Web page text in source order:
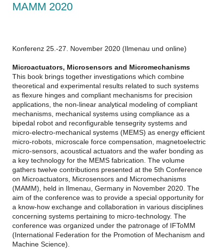
MAMM 2020
Konferenz 25.-27. November 2020 (Ilmenau und online)
Microactuators, Microsensors and Micromechanisms
This book brings together investigations which combine
theoretical and experimental results related to such systems
as flexure hinges and compliant mechanisms for precision
applications, the non-linear analytical modeling of compliant
mechanisms, mechanical systems using compliance as a
bipedal robot and reconfigurable tensegrity systems and
micro-electro-mechanical systems (MEMS) as energy efficient
micro-robots, microscale force compensation, magnetoelectric
micro-sensors, acoustical actuators and the wafer bonding as
a key technology for the MEMS fabrication. The volume
gathers twelve contributions presented at the 5th Conference
on Microactuators, Microsensors and Micromechanisms
(MAMM), held in Ilmenau, Germany in November 2020. The
aim of the conference was to provide a special opportunity for
a know-how exchange and collaboration in various disciplines
concerning systems pertaining to micro-technology. The
conference was organized under the patronage of IFToMM
(International Federation for the Promotion of Mechanism and
Machine Science).